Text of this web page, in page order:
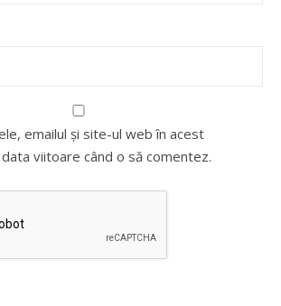
emailul și site-ul web în acest
viitoare când o să comentez.